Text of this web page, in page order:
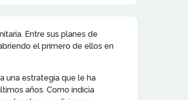
Entre sus planes de
el primero de ellos en
una estrategia que le ha
años. Como indicia